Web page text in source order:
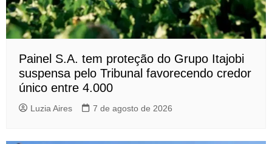
Painel S.A. tem proteção do Grupo Itajobi
suspensa pelo Tribunal favorecendo credor
único entre 4.000
Luzia Aires 7 de agosto de 2026